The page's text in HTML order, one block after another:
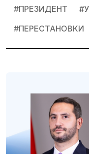
#ПРЕЗИДЕНТ #
#ПЕРЕСТАНОВКИ